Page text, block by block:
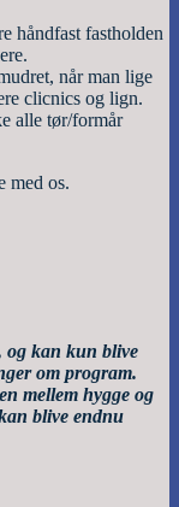
håndfast fastholden
når man lige
clicnics og lign.
alle tør/formår
med os.
og kan kun blive
om program.
mellem hygge og
blive endnu